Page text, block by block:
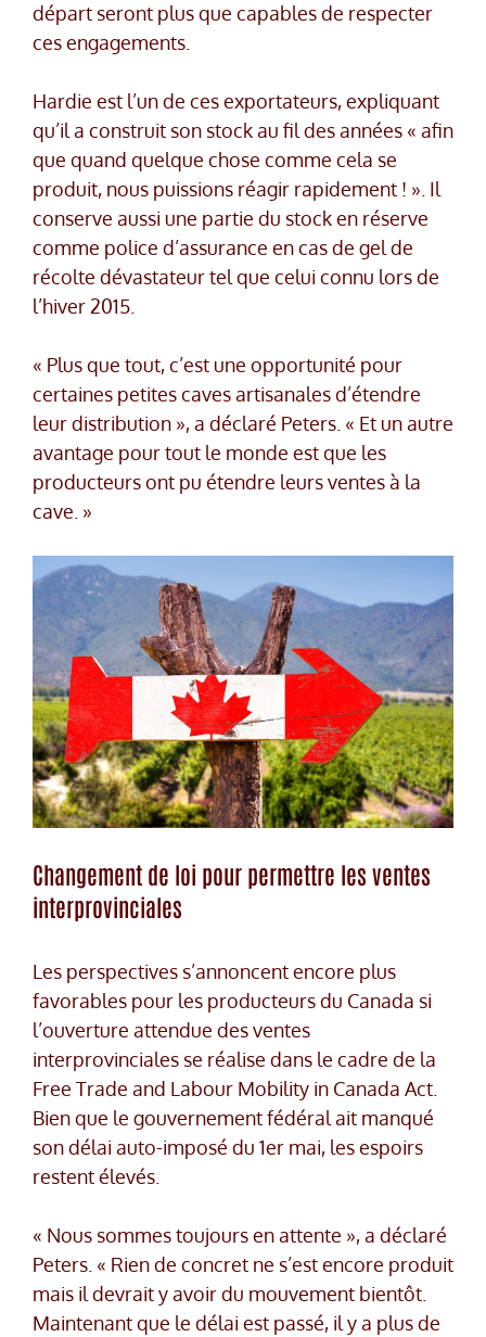
départ seront plus que capables de respecter
ces engagements.
Hardie est l’un de ces exportateurs, expliquant
qu’il a construit son stock au fil des années « afin
que quand quelque chose comme cela se
produit, nous puissions réagir rapidement ! ». Il
conserve aussi une partie du stock en réserve
comme police d’assurance en cas de gel de
récolte dévastateur tel que celui connu lors de
l’hiver 2015.
« Plus que tout, c’est une opportunité pour
certaines petites caves artisanales d’étendre
leur distribution », a déclaré Peters. « Et un autre
avantage pour tout le monde est que les
producteurs ont pu étendre leurs ventes à la
cave. »
Changement de loi pour permettre les ventes
interprovinciales
Les perspectives s’annoncent encore plus
favorables pour les producteurs du Canada si
l’ouverture attendue des ventes
interprovinciales se réalise dans le cadre de la
Free Trade and Labour Mobility in Canada Act.
Bien que le gouvernement fédéral ait manqué
son délai auto-imposé du 1er mai, les espoirs
restent élevés.
« Nous sommes toujours en attente », a déclaré
Peters. « Rien de concret ne s’est encore produit
mais il devrait y avoir du mouvement bientôt.
Maintenant que le délai est passé, il y a plus de